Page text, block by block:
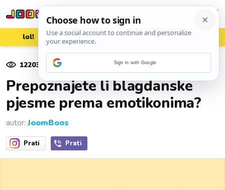
lol! aww vrh! woot?!
12203 pregleda
Prepoznajete li blagdanske
pjesme prema emotikonima?
autor:JoomBoos
Prati Prati
Sign in with Google